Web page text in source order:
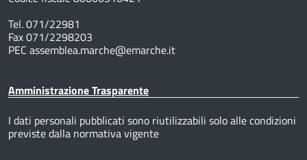
Tel. 071/22981
Fax 071/2298203
PEC assemblea.marche@emarche.it
Amministrazione Trasparente
I dati personali pubblicati sono riutilizzabili solo alle condizioni
previste dalla normativa vigente